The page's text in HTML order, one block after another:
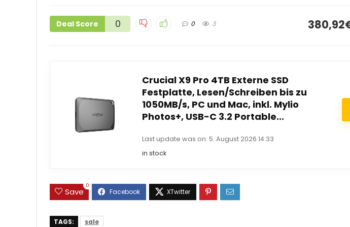
Deal Score 0 0 3
Crucial X9 Pro 4TB Externe SSD
Festplatte, Lesen/Schreiben bis zu
1050MB/s, PC und Mac, inkl. Mylio
Photos+, USB-C 3.2 Portable...
Last update was on: 5. August 2026 14:33
in stock
Save
0
TAGS: sale